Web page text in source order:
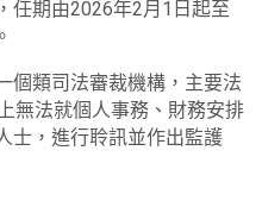
任期由2026年2月1日起至
個類司法審裁機構，主要法
無法就個人事務、財務安排
士，進行聆訊並作出監護